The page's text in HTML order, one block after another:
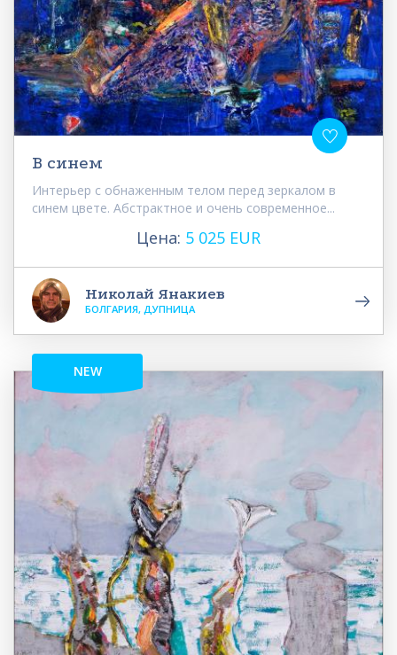
В синем
Интерьер с обнаженным телом перед зеркалом в
синем цвете. Абстрактное и очень современное...
Цена: 5 025 EUR
Николай Янакиев
БОЛГАРИЯ, ДУПНИЦА
NEW